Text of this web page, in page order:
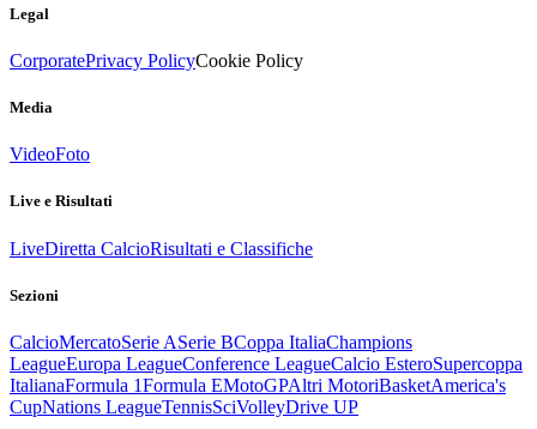
Legal
CorporatePrivacy PolicyCookie Policy
Media
VideoFoto
Live e Risultati
LiveDiretta CalcioRisultati e Classifiche
Sezioni
CalcioMercatoSerie ASerie BCoppa ItaliaChampions
LeagueEuropa LeagueConference LeagueCalcio EsteroSupercoppa
ItalianaFormula 1Formula EMotoGPAltri MotoriBasketAmerica's
CupNations LeagueTennisSciVolleyDrive UP